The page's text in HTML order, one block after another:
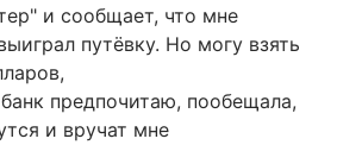
и сообщает, что мне
путёвку. Hо могу взять
предпочитаю, пообещала,
и вручат мне